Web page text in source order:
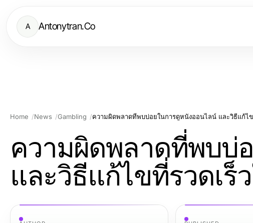
A Antonytran.Co
Home News Gambling ความผิดพลาดที่พบบ่อยในการดูหนังออนไลน์ และวิธีแก้ไ
ความผิดพลาดที่พบบ่
และวิธีแก้ไขที่รวดเร็